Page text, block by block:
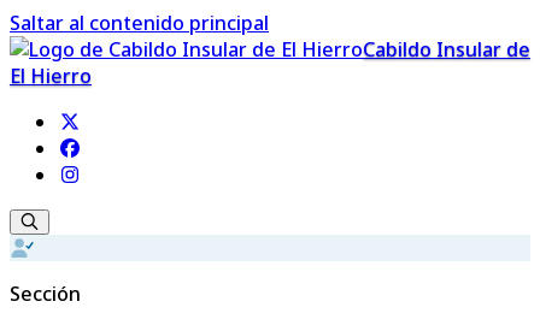
Saltar al contenido principal
Cabildo Insular de
El Hierro
Sección